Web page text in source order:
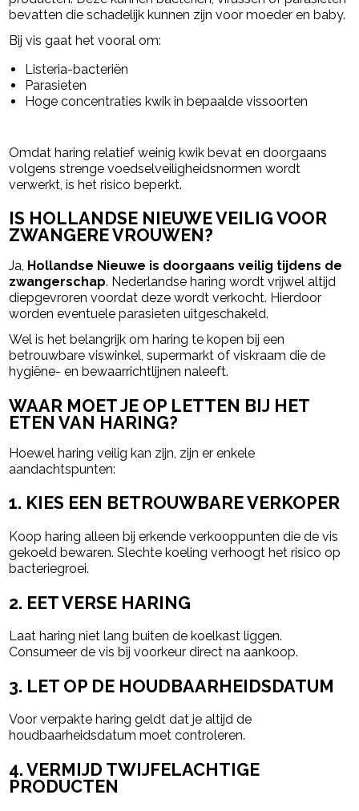
bevatten die schadelijk kunnen zijn voor moeder en baby.
Bij vis gaat het vooral om:
Listeria-bacteriën
Parasieten
Hoge concentraties kwik in bepaalde vissoorten
Omdat haring relatief weinig kwik bevat en doorgaans
volgens strenge voedselveiligheidsnormen wordt
verwerkt, is het risico beperkt.
IS HOLLANDSE NIEUWE VEILIG VOOR
ZWANGERE VROUWEN?
Ja, Hollandse Nieuwe is doorgaans veilig tijdens de
zwangerschap. Nederlandse haring wordt vrijwel altijd
diepgevroren voordat deze wordt verkocht. Hierdoor
worden eventuele parasieten uitgeschakeld.
Wel is het belangrijk om haring te kopen bij een
betrouwbare viswinkel, supermarkt of viskraam die de
hygiëne- en bewaarrichtlijnen naleeft.
WAAR MOET JE OP LETTEN BIJ HET
ETEN VAN HARING?
Hoewel haring veilig kan zijn, zijn er enkele
aandachtspunten:
1. KIES EEN BETROUWBARE VERKOPER
Koop haring alleen bij erkende verkooppunten die de vis
gekoeld bewaren. Slechte koeling verhoogt het risico op
bacteriegroei.
2. EET VERSE HARING
Laat haring niet lang buiten de koelkast liggen.
Consumeer de vis bij voorkeur direct na aankoop.
3. LET OP DE HOUDBAARHEIDSDATUM
Voor verpakte haring geldt dat je altijd de
houdbaarheidsdatum moet controleren.
4. VERMIJD TWIJFELACHTIGE
PRODUCTEN